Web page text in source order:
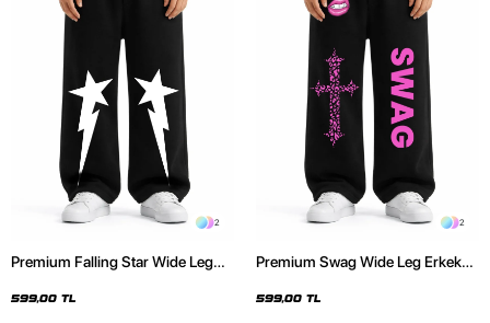
2
Premium Falling Star Wide Leg
599,00 TL
2
Premium Swag Wide Leg Erkek
599,00 TL